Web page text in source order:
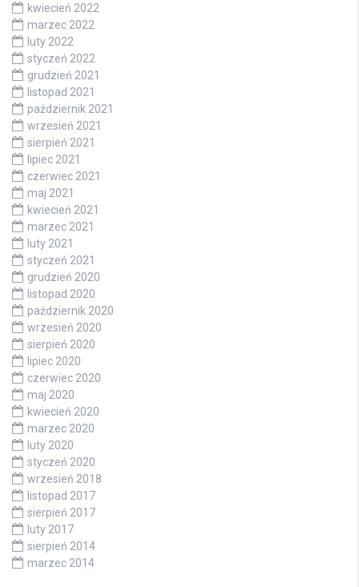
kwiecień 2022
marzec 2022
luty 2022
styczeń 2022
grudzień 2021
listopad 2021
październik 2021
wrzesień 2021
sierpień 2021
lipiec 2021
czerwiec 2021
maj 2021
kwiecień 2021
marzec 2021
luty 2021
styczeń 2021
grudzień 2020
listopad 2020
październik 2020
wrzesień 2020
sierpień 2020
lipiec 2020
czerwiec 2020
maj 2020
kwiecień 2020
marzec 2020
luty 2020
styczeń 2020
wrzesień 2018
listopad 2017
sierpień 2017
luty 2017
sierpień 2014
marzec 2014